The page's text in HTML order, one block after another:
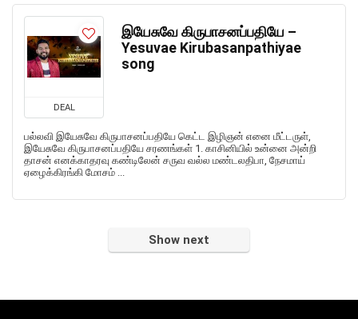
DEAL
இயேசுவே கிருபாசனப்பதியே –
Yesuvae Kirubasanpathiyae
song
பல்லவி இயேசுவே கிருபாசனப்பதியே கெட்ட இழிஞன் எனை மீட்டருள்,
இயேசுவே கிருபாசனப்பதியே சரணங்கள் 1. காசினியில் உன்னை அன்றி
தாசன் எனக்காதரவு கண்டிலேன் சருவ வல்ல மண்டலதிபா, நேசமாய்
ஏழைக்கிரங்கி மோசம் ...
Show next